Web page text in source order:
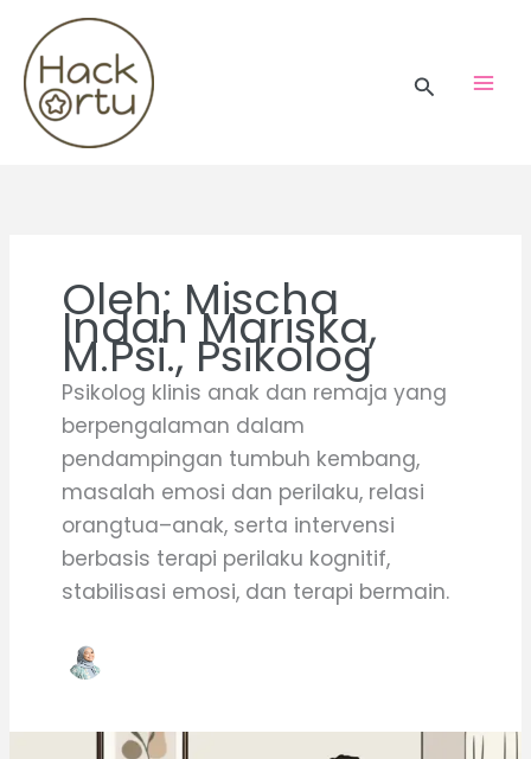
content
Search
Oleh: Mischa
Indah Mariska,
M.Psi., Psikolog
Psikolog klinis anak dan remaja yang
berpengalaman dalam
pendampingan tumbuh kembang,
masalah emosi dan perilaku, relasi
orangtua–anak, serta intervensi
berbasis terapi perilaku kognitif,
stabilisasi emosi, dan terapi bermain.